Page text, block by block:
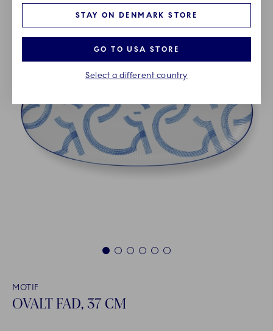
1 2 3 4 5 6
MOTIF
OVALT FAD, 37 CM
STAY ON DENMARK STORE
GO TO USA STORE
Select a different country